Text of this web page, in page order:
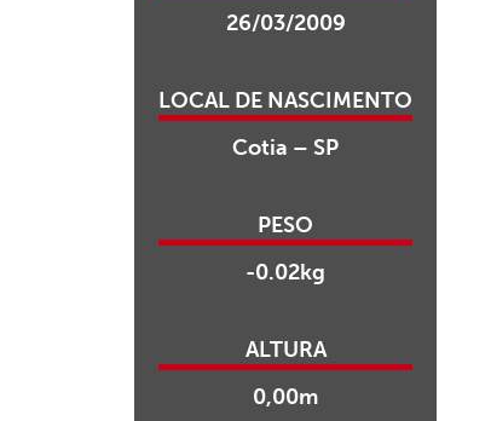
26/03/2009
LOCAL DE NASCIMENTO
Cotia – SP
PESO
-0.02kg
ALTURA
0,00m